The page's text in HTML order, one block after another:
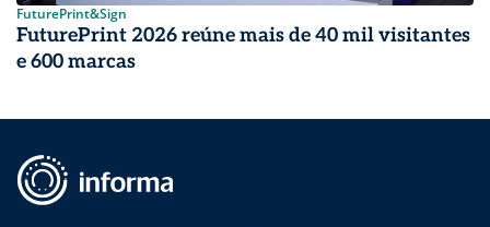
FuturePrint&Sign
FuturePrint 2026 reúne mais de 40 mil visitantes
e 600 marcas